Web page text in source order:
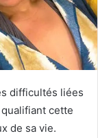
difficultés liées
cette
de sa vie.